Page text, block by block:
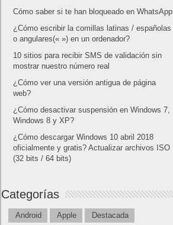
Cómo saber si te han bloqueado en WhatsApp
¿Cómo escribir la comillas latinas / españolas
o angulares(« ») en un ordenador?
10 sitios para recibir SMS de validación sin
mostrar nuestro número real
¿Cómo ver una versión antigua de página
web?
¿Cómo desactivar suspensión en Windows 7,
Windows 8 y XP?
¿Cómo descargar Windows 10 abril 2018
oficialmente y gratis? Actualizar archivos ISO
(32 bits / 64 bits)
Categorías
Android Apple
Destacada